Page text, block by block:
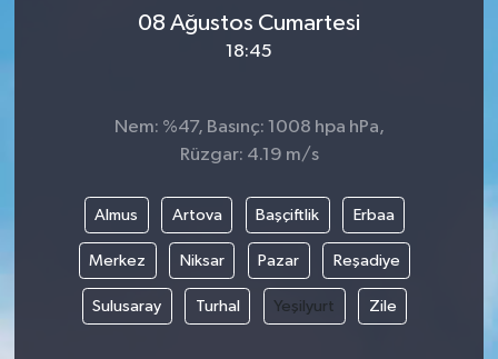
08 Ağustos Cumartesi
18:45
Nem: %47, Basınç: 1008 hpa hPa,
Rüzgar: 4.19 m/s
Almus Artova Başçiftlik Erbaa
Merkez Niksar Pazar Reşadiye
Sulusaray Turhal Yeşilyurt Zile